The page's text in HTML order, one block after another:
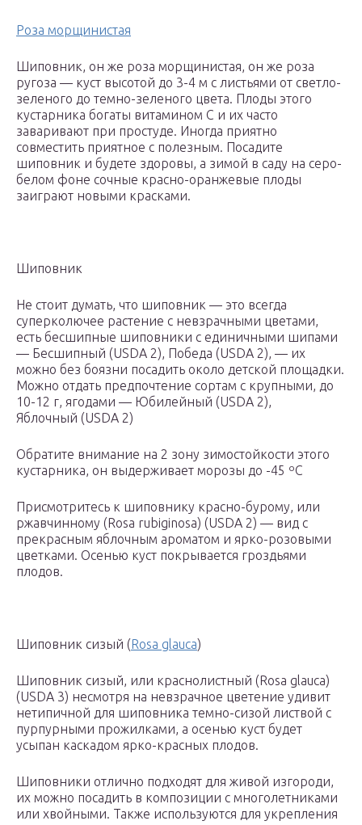
Роза морщинистая
Шиповник, он же роза морщинистая, он же роза
ругоза — куст высотой до 3-4 м с листьями от светло-
зеленого до темно-зеленого цвета. Плоды этого
кустарника богаты витамином С и их часто
заваривают при простуде. Иногда приятно
совместить приятное с полезным. Посадите
шиповник и будете здоровы, а зимой в саду на серо-
белом фоне сочные красно-оранжевые плоды
заиграют новыми красками.
Шиповник
Не стоит думать, что шиповник — это всегда
суперколючее растение с невзрачными цветами,
есть бесшипные шиповники с единичными шипами
— Бесшипный (USDA 2), Победа (USDA 2), — их
можно без боязни посадить около детской площадки.
Можно отдать предпочтение сортам с крупными, до
10-12 г, ягодами — Юбилейный (USDA 2),
Яблочный (USDA 2)
Обратите внимание на 2 зону зимостойкости этого
кустарника, он выдерживает морозы до -45 ºС
Присмотритесь к шиповнику красно-бурому, или
ржавчинному (Rosa rubiginosa) (USDA 2) — вид с
прекрасным яблочным ароматом и ярко-розовыми
цветками. Осенью куст покрывается гроздьями
плодов.
Шиповник сизый (Rosa glauca)
Шиповник сизый, или краснолистный (Rosa glauca)
(USDA 3) несмотря на невзрачное цветение удивит
нетипичной для шиповника темно-сизой листвой с
пурпурными прожилками, а осенью куст будет
усыпан каскадом ярко-красных плодов.
Шиповники отлично подходят для живой изгороди,
их можно посадить в композиции с многолетниками
или хвойными. Также используются для укрепления